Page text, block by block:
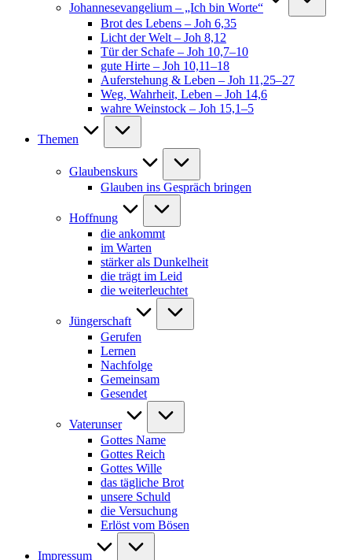
Johannesevangelium – „Ich bin Worte“
Brot des Lebens – Joh 6,35
Licht der Welt – Joh 8,12
Tür der Schafe – Joh 10,7–10
gute Hirte – Joh 10,11–18
Auferstehung & Leben – Joh 11,25–27
Weg, Wahrheit, Leben – Joh 14,6
wahre Weinstock – Joh 15,1–5
Themen
Glaubenskurs
Glauben ins Gespräch bringen
Hoffnung
die ankommt
im Warten
stärker als Dunkelheit
die trägt im Leid
die weiterleuchtet
Jüngerschaft
Gerufen
Lernen
Nachfolge
Gemeinsam
Gesendet
Vaterunser
Gottes Name
Gottes Reich
Gottes Wille
das tägliche Brot
unsere Schuld
die Versuchung
Erlöst vom Bösen
Impressum